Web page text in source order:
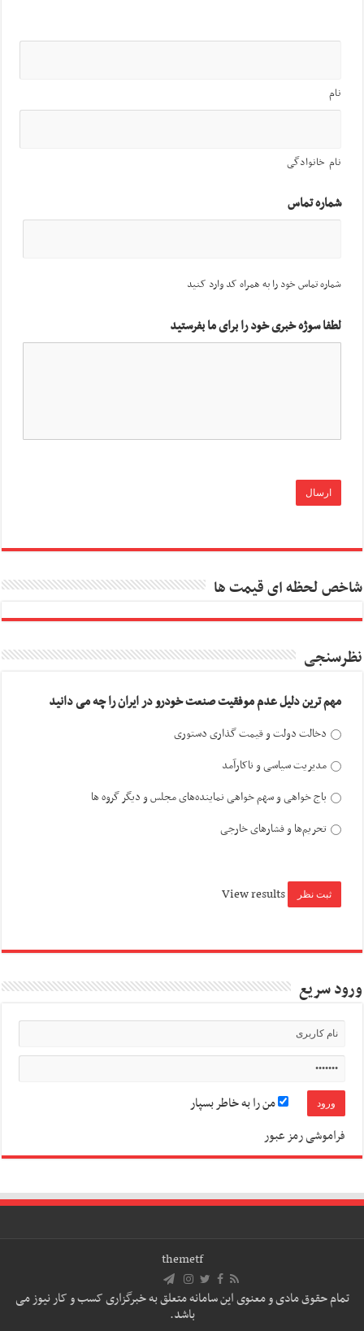
نام
نام خانوادگی
شماره تماس
شماره تماس خود را به همراه کد وارد کنید
لطفا سوژه خبری خود را برای ما بفرستید
شاخص لحظه ای قیمت ها
نظرسنجی
مهم ترین دلیل عدم موفقیت صنعت خودرو در ایران را چه می دانید
دخالت دولت و قیمت گذاری دستوری
مدیریت سیاسی و ناکارآمد
باج خواهی و سهم خواهی نماینده‌های مجلس و دیگر گروه ها
تحریم‌ها و فشارهای خارجی
View results
ورود سریع
من را به خاطر بسپار
فراموشی رمز عبور
themetf
تمام حقوق مادی و معنوی این سامانه متعلق به خبرگزاری کسب و کار نیوز می
باشد.